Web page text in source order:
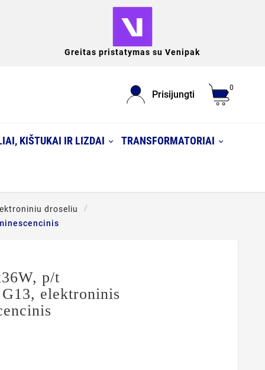
Greitas pristatymas su Venipak
Prisijungti
0
KIŠTUKAI IR LIZDAI TRANSFORMATORIAI
droseliu
p/t
elektroninis